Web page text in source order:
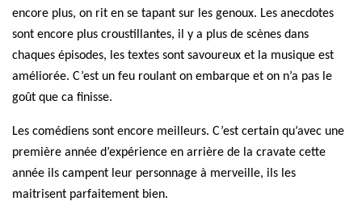
encore plus, on rit en se tapant sur les genoux. Les anecdotes
sont encore plus croustillantes, il y a plus de scènes dans
chaques épisodes, les textes sont savoureux et la musique est
améliorée. C’est un feu roulant on embarque et on n’a pas le
goût que ca finisse.
Les comédiens sont encore meilleurs. C’est certain qu’avec une
première année d’expérience en arrière de la cravate cette
année ils campent leur personnage à merveille, ils les
maitrisent parfaitement bien.